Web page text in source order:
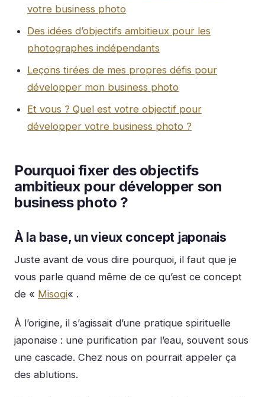
votre business photo
Des idées d’objectifs ambitieux pour les
photographes indépendants
Leçons tirées de mes propres défis pour
développer mon business photo
Et vous ? Quel est votre objectif pour
développer votre business photo ?
Pourquoi fixer des objectifs
ambitieux pour développer son
business photo ?
À la base, un vieux concept japonais
Juste avant de vous dire pourquoi, il faut que je
vous parle quand même de ce qu’est ce concept
de « Misogi« .
À l’origine, il s’agissait d’une pratique spirituelle
japonaise : une purification par l’eau, souvent sous
une cascade. Chez nous on pourrait appeler ça
des ablutions.